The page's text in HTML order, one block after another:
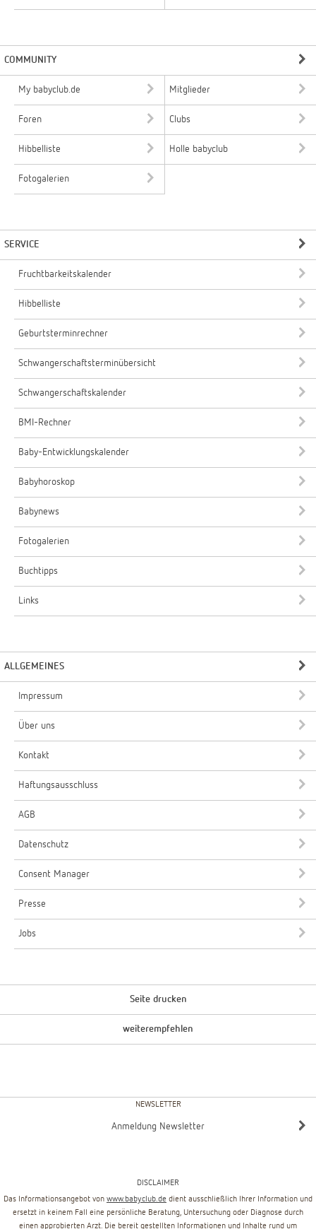
COMMUNITY
My babyclub.de Mitglieder
Foren Clubs
Hibbelliste Holle babyclub
Fotogalerien
SERVICE
Fruchtbarkeitskalender
Hibbelliste
Geburtsterminrechner
Schwangerschaftsterminübersicht
Schwangerschaftskalender
BMI-Rechner
Baby-Entwicklungskalender
Babyhoroskop
Babynews
Fotogalerien
Buchtipps
Links
ALLGEMEINES
Impressum
Über uns
Kontakt
Haftungsausschluss
AGB
Datenschutz
Consent Manager
Presse
Jobs
Seite drucken
weiterempfehlen
NEWSLETTER
Anmeldung Newsletter
DISCLAIMER
Das Informationsangebot von www.babyclub.de dient ausschließlich Ihrer Information und
ersetzt in keinem Fall eine persönliche Beratung, Untersuchung oder Diagnose durch
einen approbierten Arzt. Die bereit gestellten Informationen und Inhalte rund um